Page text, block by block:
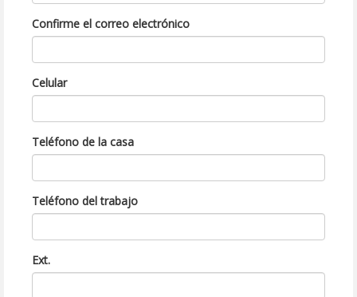
Confirme el correo electrónico
Celular
Teléfono de la casa
Teléfono del trabajo
Ext.